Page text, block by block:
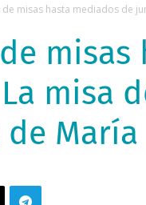
misas hasta mediados de
misas
misa